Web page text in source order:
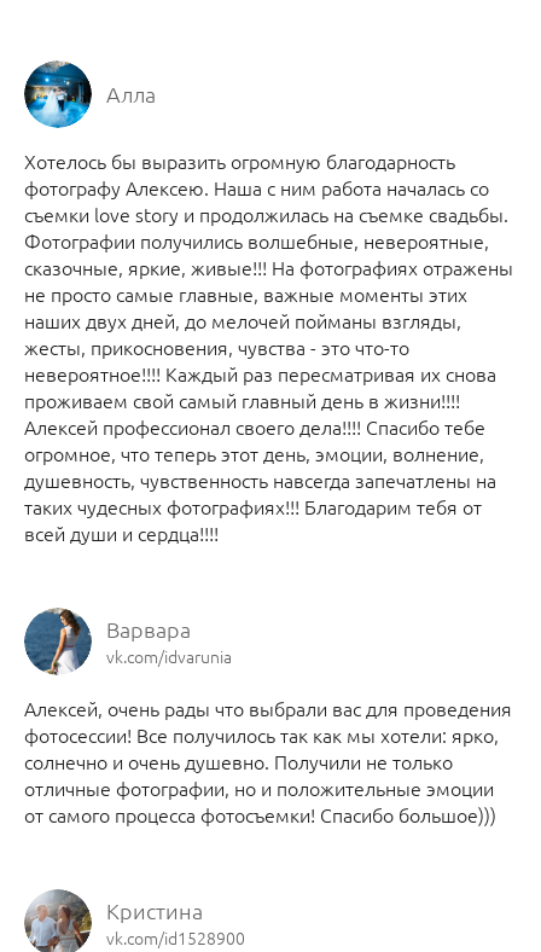
Алла
Хотелось бы выразить огромную благодарность
фотографу Алексею. Наша с ним работа началась со
съемки love story и продолжилась на съемке свадьбы.
Фотографии получились волшебные, невероятные,
сказочные, яркие, живые!!! На фотографиях отражены
не просто самые главные, важные моменты этих
наших двух дней, до мелочей пойманы взгляды,
жесты, прикосновения, чувства - это что-то
невероятное!!!! Каждый раз пересматривая их снова
проживаем свой самый главный день в жизни!!!!
Алексей профессионал своего дела!!!! Спасибо тебе
огромное, что теперь этот день, эмоции, волнение,
душевность, чувственность навсегда запечатлены на
таких чудесных фотографиях!!! Благодарим тебя от
всей души и сердца!!!!
Варвара
vk.com/idvarunia
Алексей, очень рады что выбрали вас для проведения
фотосессии! Все получилось так как мы хотели: ярко,
солнечно и очень душевно. Получили не только
отличные фотографии, но и положительные эмоции
от самого процесса фотосъемки! Спасибо большое)))
Кристина
vk.com/id1528900